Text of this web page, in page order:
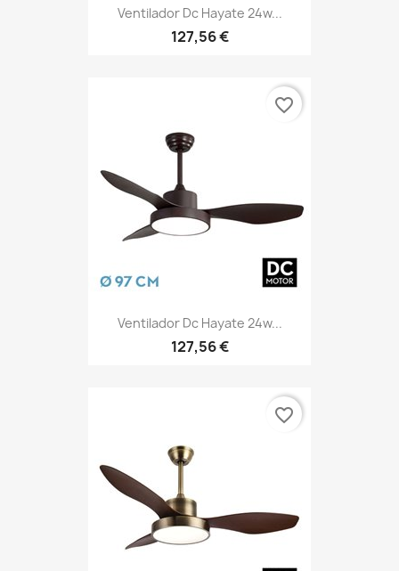
Ventilador Dc Hayate 24w...
127,56 €
Ventilador Dc Hayate 24w...
127,56 €
favorite_border
favorite_border